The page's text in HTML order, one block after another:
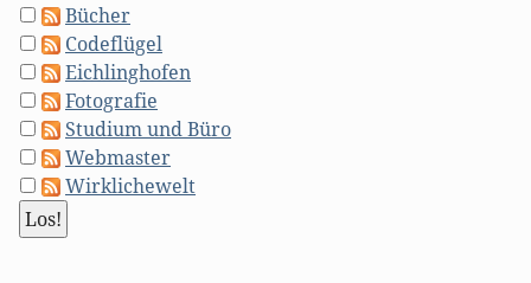
Bücher
Codeflügel
Eichlinghofen
Fotografie
Studium und Büro
Webmaster
Wirklichewelt